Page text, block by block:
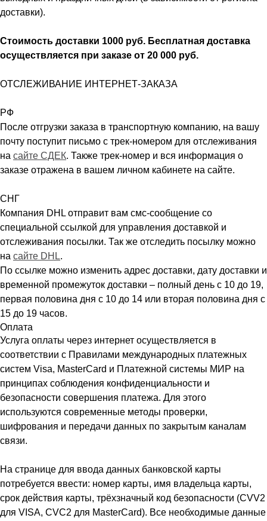
доставки).
Стоимость доставки 1000 руб. Бесплатная доставка
осуществляется при заказе от 20 000 руб.
ОТСЛЕЖИВАНИЕ ИНТЕРНЕТ-ЗАКАЗА
РФ
После отгрузки заказа в транспортную компанию, на вашу
почту поступит письмо с трек-номером для отслеживания
на сайте СДЕК. Также трек-номер и вся информация о
заказе отражена в вашем личном кабинете на сайте.
СНГ
Компания DHL отправит вам смс-сообщение со
специальной ссылкой для управления доставкой и
отслеживания посылки. Так же отследить посылку можно
на сайте DHL.
По ссылке можно изменить адрес доставки, дату доставки и
временной промежуток доставки – полный день с 10 до 19,
первая половина дня с 10 до 14 или вторая половина дня с
15 до 19 часов.
Оплата
Услуга оплаты через интернет осуществляется в
соответствии с Правилами международных платежных
систем Visa, MasterCard и Платежной системы МИР на
принципах соблюдения конфиденциальности и
безопасности совершения платежа. Для этого
используются современные методы проверки,
шифрования и передачи данных по закрытым каналам
связи.
На странице для ввода данных банковской карты
потребуется ввести: номер карты, имя владельца карты,
срок действия карты, трёхзначный код безопасности (CVV2
для VISA, CVC2 для MasterCard). Все необходимые данные